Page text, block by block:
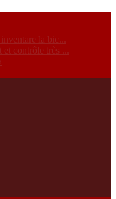
la bic...
contrôle très ...